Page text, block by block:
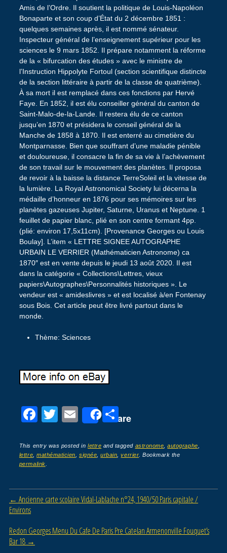
Thème: Sciences
F
c
e
o
k
T
tt
er
E
ail
Share
P
ta
g
This entry was posted inlettre and tagged astronome ,autographe
lettre ,mathématicien ,signée ,urbain ,verrier . Bookmark the
permalink
Post navigation
← Ancienne carte scolaire Vidal-Lablache n°24, 1940/50 Paris capitale /
Environs
Redon Georges Menu Du Cafe De Paris Pre Catelan Armenonville Fouquet’s
Bar 18 →